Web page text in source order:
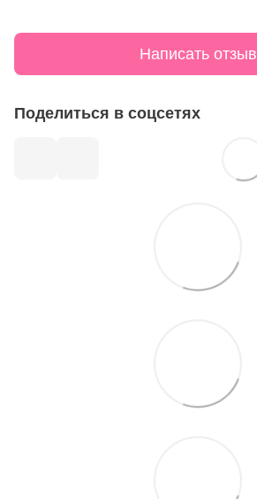
Написать отзыв
Поделиться в соцсетях